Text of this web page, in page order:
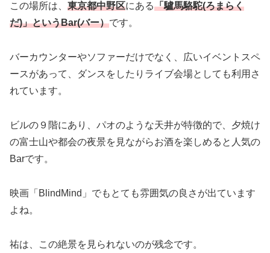
この場所は、 東京都中野区にある「驢馬駱駝(ろまらく
だ)」というBar(バー）です。
バーカウンターやソファーだけでなく、広いイベントスペ
ースがあって、ダンスをしたりライブ会場としても利用さ
れています。
ビルの９階にあり、パオのような天井が特徴的で、夕焼け
の富士山や都会の夜景を見ながらお酒を楽しめると人気の
Barです。
映画「BlindMind」でもとても雰囲気の良さが出ています
よね。
祐は、この絶景を見られないのが残念です。